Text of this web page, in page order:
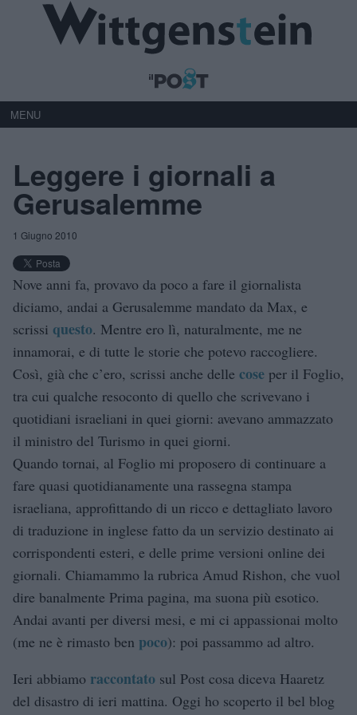
MENU
Leggere i giornali a
Gerusalemme
1 Giugno 2010
Nove anni fa, provavo da poco a fare il giornalista
diciamo, andai a Gerusalemme mandato da Max, e
scrissi questo. Mentre ero lì, naturalmente, me ne
innamorai, e di tutte le storie che potevo raccogliere.
Così, già che c’ero, scrissi anche delle cose per il Foglio,
tra cui qualche resoconto di quello che scrivevano i
quotidiani israeliani in quei giorni: avevano ammazzato
il ministro del Turismo in quei giorni.
Quando tornai, al Foglio mi proposero di continuare a
fare quasi quotidianamente una rassegna stampa
israeliana, approfittando di un ricco e dettagliato lavoro
di traduzione in inglese fatto da un servizio destinato ai
corrispondenti esteri, e delle prime versioni online dei
giornali. Chiamammo la rubrica Amud Rishon, che vuol
dire banalmente Prima pagina, ma suona più esotico.
Andai avanti per diversi mesi, e mi ci appassionai molto
(me ne è rimasto ben poco): poi passammo ad altro.
Ieri abbiamo raccontato sul Post cosa diceva Haaretz
del disastro di ieri mattina. Oggi ho scoperto il bel blog